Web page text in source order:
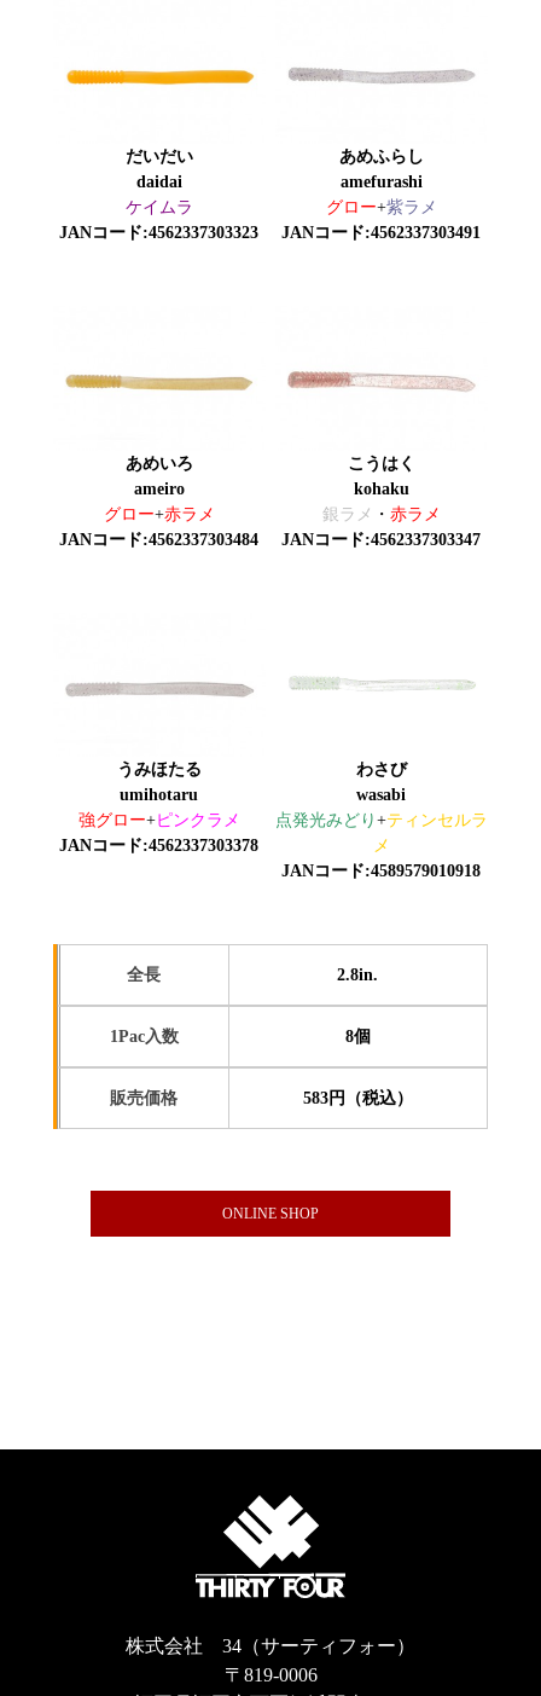
だいだい
daidai
ケイムラ
JANコード:4562337303323
あめふらし
amefurashi
グロー+紫ラメ
JANコード:4562337303491
あめいろ
ameiro
グロー+赤ラメ
JANコード:4562337303484
こうはく
kohaku
銀ラメ ・ 赤ラメ
JANコード:4562337303347
うみほたる
umihotaru
強グロー+ピンクラメ
JANコード:4562337303378
わさび
wasabi
点発光みどり +ティンセルラ
メ
JANコード:4589579010918
全長 2.8in.
1Pac入数 8個
販売価格 583円（税込）
ONLINE SHOP
株式会社 34（サーティフォー）
〒819-0006